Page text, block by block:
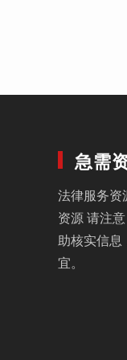
急需
法律服务资
资源 请注
助核实信息
宜。